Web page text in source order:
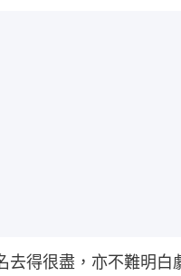
去得很盡，亦不難明白